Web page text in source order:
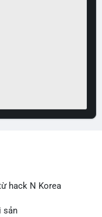
hack N Korea
sản